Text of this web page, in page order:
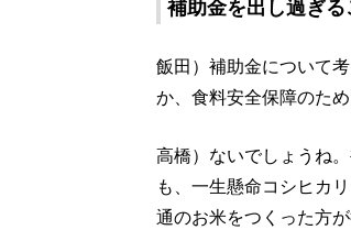
補助金を出し過ぎ
飯田）補助金について
か、食料安全保障のた
高橋）ないでしょうね
も、一生懸命コシヒカ
通のお米をつくった方